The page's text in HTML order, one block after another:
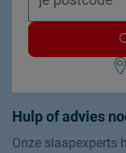
Hulp of advies
Onze slaapexperts